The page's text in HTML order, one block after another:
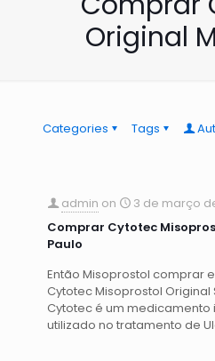
Original
Categories Tags
admin on
3 de março
Comprar Cytotec
Paulo
Então Misoprostol comprar
Cytotec Misoprostol Original
Cytotec é um
utilizado no tratamento de